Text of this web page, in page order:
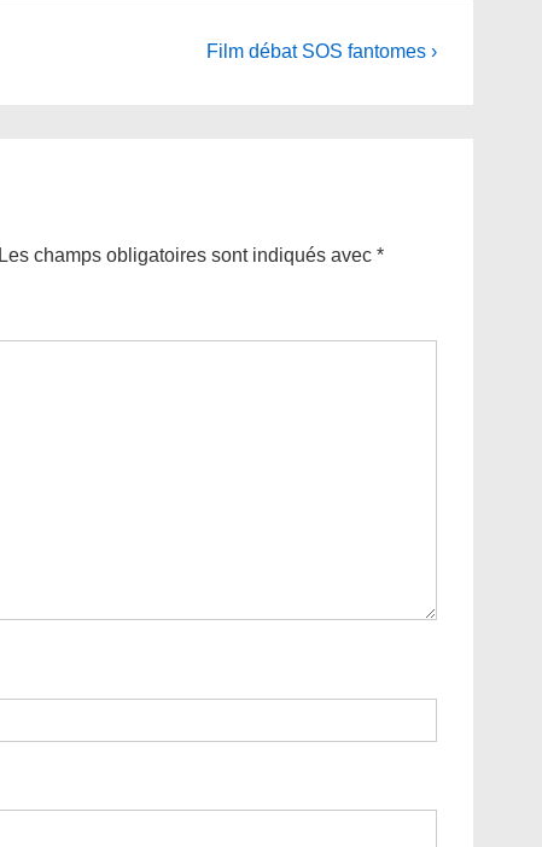
Next
Film débat SOS fantomes ›
Les champs obligatoires sont indiqués avec *